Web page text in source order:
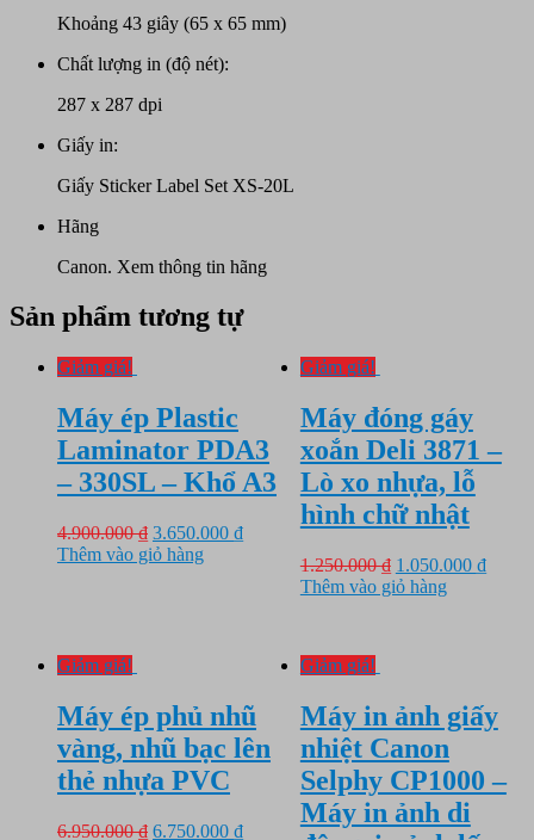
Khoảng 43 giây (65 x 65 mm)
Chất lượng in (độ nét):
287 x 287 dpi
Giấy in:
Giấy Sticker Label Set XS-20L
Hãng
Canon. Xem thông tin hãng
Sản phẩm tương tự
Giảm giá!
Máy ép Plastic
Laminator PDA3
– 330SL – Khổ A3
4.900.000₫ Giá
gốc
3.650.000 ₫Giá
Thêm vào giỏ hàng
Giảm giá!
Máy đóng gáy
xoắn Deli 3871 –
Lò xo nhựa, lỗ
hình chữ nhật
1.250.000₫ Giá
gốc
1.050.000 ₫Giá
Thêm vào giỏ hàng
Giảm giá!
Máy ép phủ nhũ
vàng, nhũ bạc lên
thẻ nhựa PVC
6.950.000₫ Giá
6.750.000 ₫Giá
Giảm giá!
Máy in ảnh giấy
nhiệt Canon
Selphy CP1000 –
Máy in ảnh di